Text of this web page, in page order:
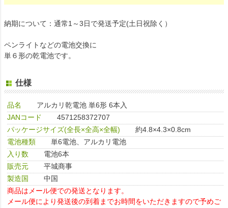
納期について：通常1～3日で発送予定(土日祝除く）
ペンライトなどの電池交換に
単６形の乾電池です。
仕様
品名
アルカリ乾電池 単6形 6本入
JANコード
4571258372707
パッケージサイズ(全長×全高×全幅)
約4.8×4.3×0.8cm
電池種類
単6電池、アルカリ電池
入り数
電池6本
販売元
平城商事
製造国
中国
商品はメール便での発送となります。
メール便により発送後の到着までお時間をいただきますので予めご